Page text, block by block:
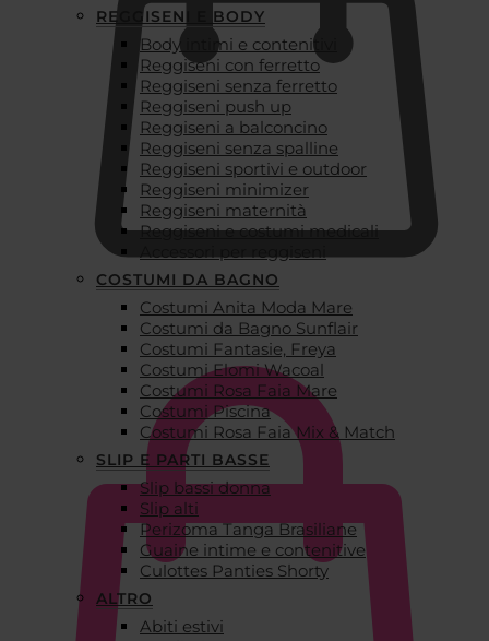
REGGISENI E BODY
Body intimi e contenitivi
Reggiseni con ferretto
Reggiseni senza ferretto
Reggiseni push up
Reggiseni a balconcino
Reggiseni senza spalline
Reggiseni sportivi e outdoor
Reggiseni minimizer
Reggiseni maternità
Reggiseni e costumi medicali
Accessori per reggiseni
COSTUMI DA BAGNO
Costumi Anita Moda Mare
Costumi da Bagno Sunflair
Costumi Fantasie, Freya
Costumi Elomi Wacoal
Costumi Rosa Faia Mare
Costumi Piscina
Costumi Rosa Faia Mix & Match
SLIP E PARTI BASSE
Slip bassi donna
Slip alti
Perizoma Tanga Brasiliane
Guaine intime e contenitive
Culottes Panties Shorty
ALTRO
Abiti estivi